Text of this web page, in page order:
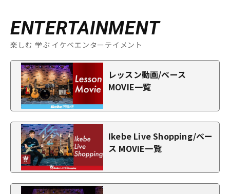
ENTERTAINMENT
楽しむ 学ぶ イケベエンターテイメント
レッスン動画/ベース
MOVIE一覧
Ikebe Live Shopping/ベー
ス MOVIE一覧